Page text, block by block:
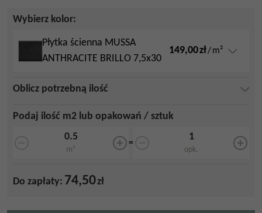
Wybierz kolor:
Płytka ścienna MUSSA
ANTHRACITE BRILLO 7,5x30
149,00zł/m²
Oblicz potrzebną ilość
Podaj ilość m2 lub opakowań / sztuk
m²
=
opk.
Do zapłaty: 74,50zł